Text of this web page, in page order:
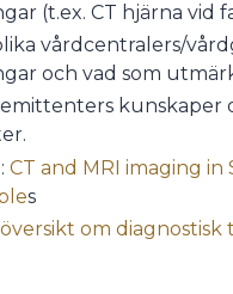
(t.ex. CT hjärna vid
vårdcentralers/
och vad som
kunskaper
CT and MRI imaging
s
om diagnostisk